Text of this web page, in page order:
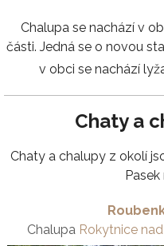
Chalupa se nachází v
části. Jedná se o novou
v obci se nachází
Chaty a
Chaty a chalupy z okolí
Pasek
Chalupa Rokytnice